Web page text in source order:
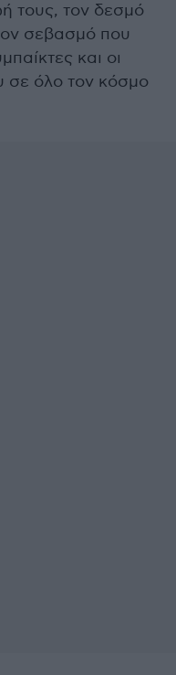
τους, τον δεσμό
σεβασμό που
και οι
σε όλο τον κόσμο